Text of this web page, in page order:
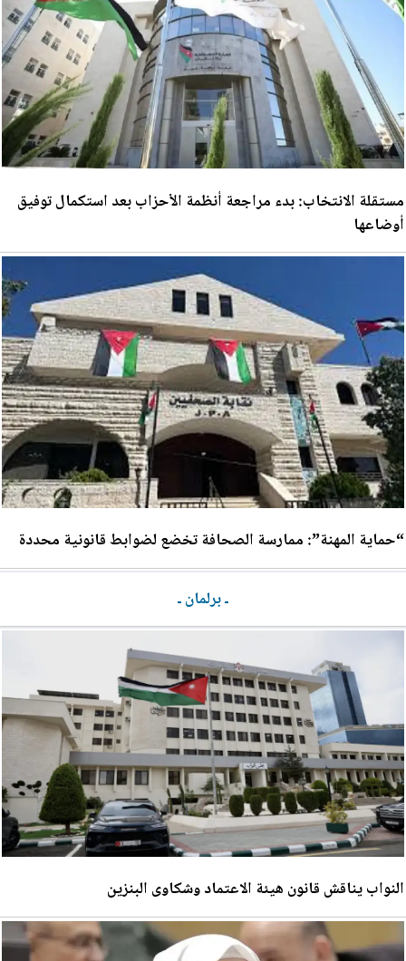
مستقلة الانتخاب: بدء مراجعة أنظمة الأحزاب بعد استكمال توفيق
أوضاعها
“حماية المهنة”: ممارسة الصحافة تخضع لضوابط قانونية محددة
ـ برلمان ـ
النواب يناقش قانون هيئة الاعتماد وشكاوى البنزين